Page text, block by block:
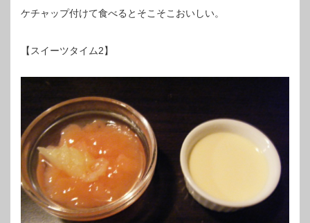
ケチャップ付けて食べるとそこそこおいしい。
【スイーツタイム2】